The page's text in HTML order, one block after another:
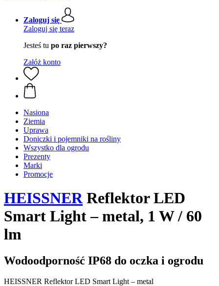
Zaloguj się
Zaloguj się teraz
Jesteś tu po raz pierwszy?
Załóż konto
Nasiona
Ziemia
Uprawa
Doniczki i pojemniki na rośliny
Wszystko dla ogrodu
Prezenty
Marki
Promocje
HEISSNERReflektor LED
Smart Light – metal, 1 W / 60
lm
Wodoodporność IP68 do oczka i ogrodu
HEISSNER Reflektor LED Smart Light – metal